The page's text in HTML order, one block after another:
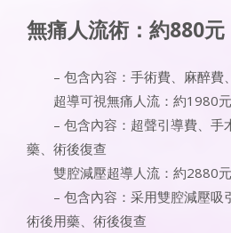
無痛人流術：約880元
– 包含內容：手術費、麻醉費
超導可視無痛人流：約1980元
– 包含內容：超聲引導費、手
藥、術後復查
雙腔減壓超導人流：約2880元
– 包含內容：采用雙腔減壓吸
術後用藥、術後復查